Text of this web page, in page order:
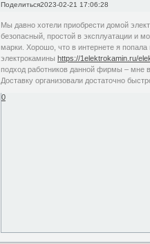
Поделиться2023-02-21 17:06:28
Мы давно хотели приобрести домой
безопасный, простой в эксплуатации и
марки. Хорошо, что в интернете я попала
электрокаминыhttps://1elektrokamin.ru/
подход работников данной фирмы – мне
Доставку организовали достаточно
0